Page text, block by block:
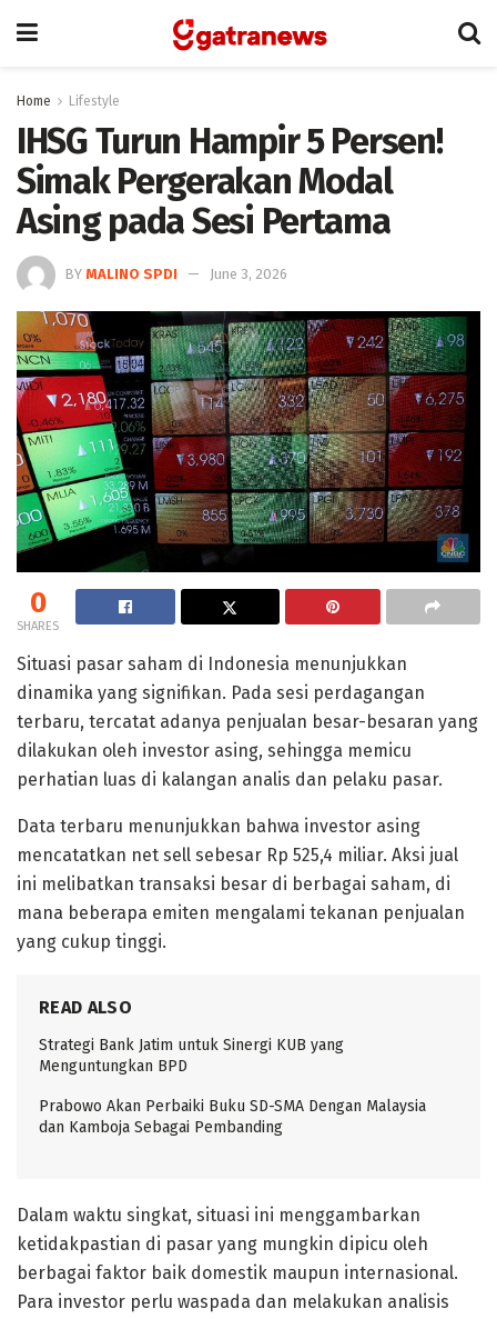
Home Lifestyle
IHSG Turun Hampir 5 Persen!
Simak Pergerakan Modal
Asing pada Sesi Pertama
BY MALINO SPDI June 3, 2026
0
SHARES
Situasi pasar saham di Indonesia menunjukkan
dinamika yang signifikan. Pada sesi perdagangan
terbaru, tercatat adanya penjualan besar-besaran yang
dilakukan oleh investor asing, sehingga memicu
perhatian luas di kalangan analis dan pelaku pasar.
Data terbaru menunjukkan bahwa investor asing
mencatatkan net sell sebesar Rp 525,4 miliar. Aksi jual
ini melibatkan transaksi besar di berbagai saham, di
mana beberapa emiten mengalami tekanan penjualan
yang cukup tinggi.
READ ALSO
Strategi Bank Jatim untuk Sinergi KUB yang
Menguntungkan BPD
Prabowo Akan Perbaiki Buku SD-SMA Dengan Malaysia
dan Kamboja Sebagai Pembanding
Dalam waktu singkat, situasi ini menggambarkan
ketidakpastian di pasar yang mungkin dipicu oleh
berbagai faktor baik domestik maupun internasional.
Para investor perlu waspada dan melakukan analisis